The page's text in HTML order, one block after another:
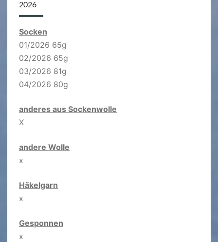
2026
Socken
01/2026 65g
02/2026 65g
03/2026 81g
04/2026 80g
anderes aus Sockenwolle
X
andere Wolle
x
Häkelgarn
x
Gesponnen
x